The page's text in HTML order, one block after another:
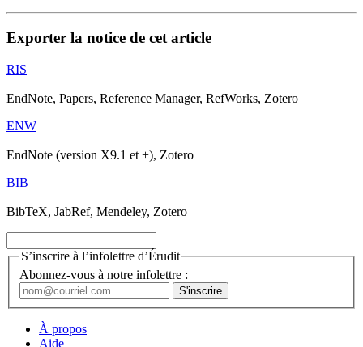
Exporter la notice de cet article
RIS
EndNote, Papers, Reference Manager, RefWorks, Zotero
ENW
EndNote (version X9.1 et +), Zotero
BIB
BibTeX, JabRef, Mendeley, Zotero
S’inscrire à l’infolettre d’Érudit
Abonnez-vous à notre infolettre :
À propos
Aide